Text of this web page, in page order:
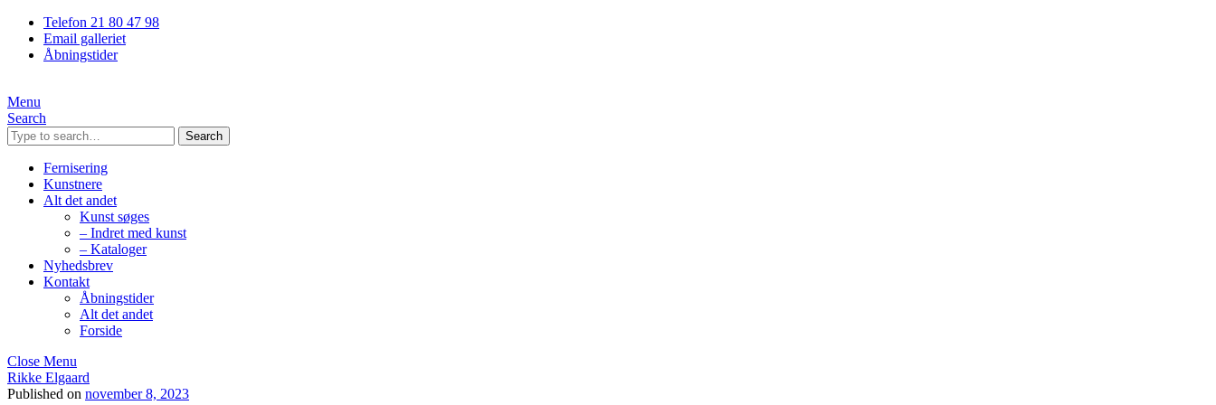
Telefon 21 80 47 98
Email galleriet
Åbningstider
Menu
Search
Search
Fernisering
Kunstnere
Alt det andet
Kunst søges
– Indret med kunst
– Kataloger
Nyhedsbrev
Kontakt
Åbningstider
Alt det andet
Forside
Close Menu
Rikke Elgaard
Published on november 8, 2023